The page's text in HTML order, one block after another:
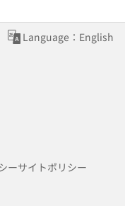
Language：English
ーサイトポリシー